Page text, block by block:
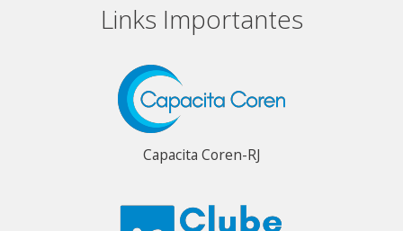
Links Importantes
Capacita Coren-RJ